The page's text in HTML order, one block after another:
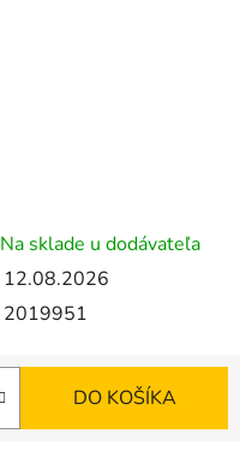
Na sklade u dodávateľa
12.08.2026
2019951
DO KOŠÍKA